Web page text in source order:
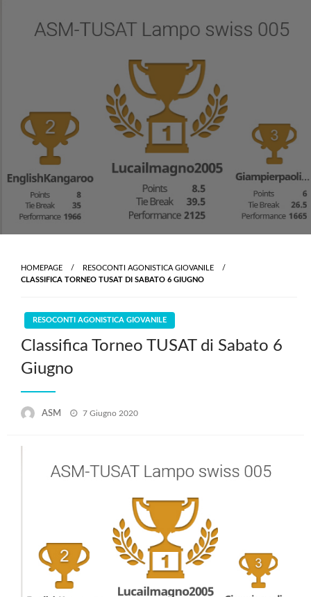
HOMEPAGE
RESOCONTI AGONISTICA GIOVANILE
CLASSIFICA TORNEO TUSAT DI SABATO 6 GIUGNO
RESOCONTI AGONISTICA GIOVANILE
Classifica Torneo TUSAT di Sabato 6
Giugno
ASM
Posted
7 Giugno 2020